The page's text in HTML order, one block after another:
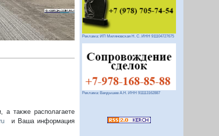
также располагаете
и Ваша информация
Реклама: ИП Миляновская Н. С. ИНН 911104727675
Реклама: Вандышев А.Н. ИНН 911113162887